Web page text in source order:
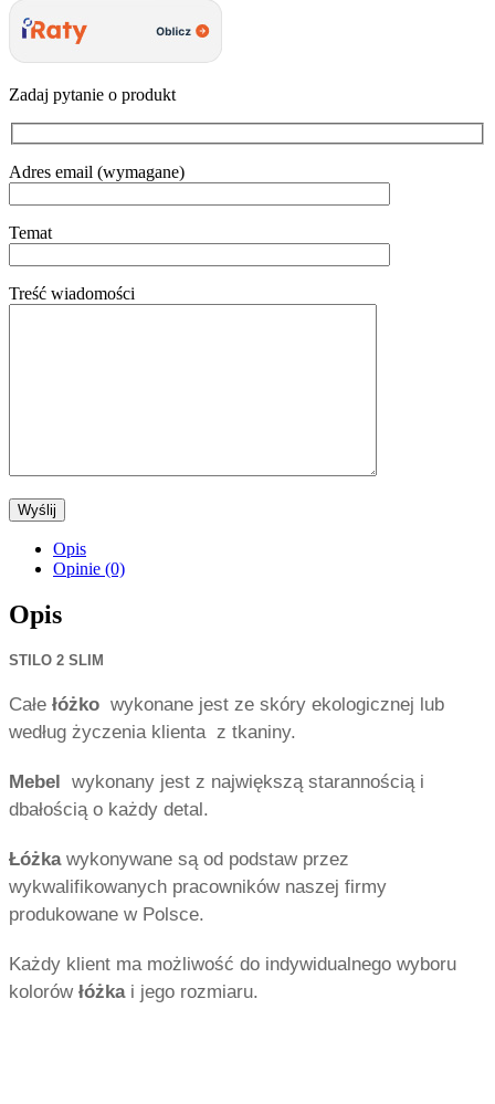
Zadaj pytanie o produkt
Adres email (wymagane)
Temat
Treść wiadomości
Opis
Opinie (0)
Opis
STILO 2 SLIM
Całe łóżko wykonane jest ze skóry ekologicznej lub
według życzenia klienta z tkaniny.
Mebel wykonany jest z największą starannością i
dbałością o każdy detal.
Łóżkawykonywane są od podstaw przez
wykwalifikowanych pracowników naszej firmy
produkowane w Polsce.
Każdy klient ma możliwość do indywidualnego wyboru
kolorówłóżkai jego rozmiaru.